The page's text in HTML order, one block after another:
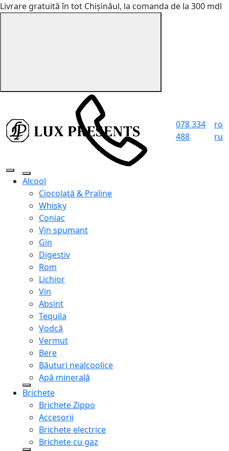
Livrare gratuită în tot Chișinăul, la comanda de la 300 mdl
078 334
488
ro
ru
Alcool
Ciocolată & Praline
Whisky
Coniac
Vin spumant
Gin
Digestiv
Rom
Lichior
Vin
Absint
Tequila
Vodcă
Vermut
Bere
Băuturi nealcoolice
Apă minerală
Brichete
Brichete Zippo
Accesorii
Brichete electrice
Brichete cu gaz